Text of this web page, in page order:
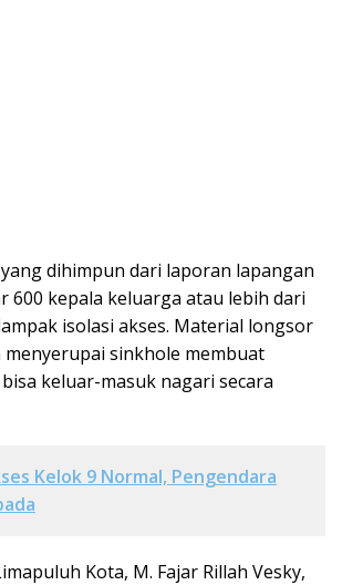
dihimpun dari laporan lapangan
600 kepala keluarga atau lebih dari
isolasi akses. Material longsor
sinkhole membuat
keluar-masuk nagari secara
Kelok 9 Normal, Pengendara
Kota, M. Fajar Rillah Vesky,